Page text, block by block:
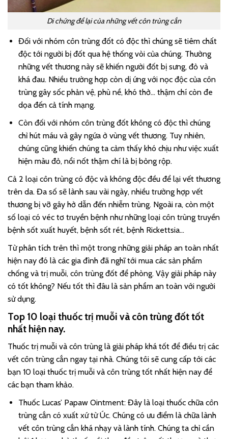
Di chứng để lại của những vết côn trùng cắn
Đối với nhóm côn trùng đốt có độc thì chúng sẽ tiêm chất
độc tới người bị đốt qua hệ thống vòi của chúng. Thường
những vết thương này sẽ khiến người đốt bị sưng, đỏ và
khá đau. Nhiều trường hợp còn dị ứng với nọc độc của côn
trùng gây sốc phản vệ, phù nề, khó thở… thậm chí còn đe
dọa đến cả tính mạng.
Còn đối với nhóm côn trùng đốt không có độc thì chúng
chỉ hút máu và gây ngứa ở vùng vết thương. Tuy nhiên,
chúng cũng khiến chúng ta cảm thấy khó chịu như việc xuất
hiện màu đỏ, nổi nốt thậm chí là bị bỏng rộp.
Cả 2 loại côn trùng có độc và không độc đều để lại vết thương
trên da. Đa số sẽ lành sau vài ngày, nhiều trường hợp vết
thương bị vỡ gây hở dẫn đến nhiễm trùng. Ngoài ra, còn một
số loại có véc tơ truyền bệnh như những loại côn trùng truyền
bệnh sốt xuất huyết, bệnh sốt rét, bệnh Rickettsia…
Từ phân tích trên thì một trong những giải pháp an toàn nhất
hiện nay đó là các gia đình đã nghĩ tới mua các sản phẩm
chống và trị muỗi, côn trùng đốt để phòng. Vậy giải pháp này
có tốt không? Nếu tốt thì đâu là sản phẩm an toàn với người
sử dụng.
Top 10 loại thuốc trị muỗi và côn trùng đốt tốt
nhất hiện nay.
Thuốc trị muỗi và côn trùng là giải pháp khá tốt để điều trị các
vết côn trùng cắn ngay tại nhà. Chúng tôi sẽ cung cấp tới các
bạn 10 loại thuốc trị muỗi và côn trùng tốt nhất hiện nay để
các bạn tham khảo.
Thuốc Lucas’ Papaw Ointment: Đây là loại thuốc chữa côn
trùng cắn có xuất xứ từ Úc. Chúng có ưu điểm là chữa lành
vết côn trùng cắn khá nhạy và lành tính. Chúng ta chỉ cần